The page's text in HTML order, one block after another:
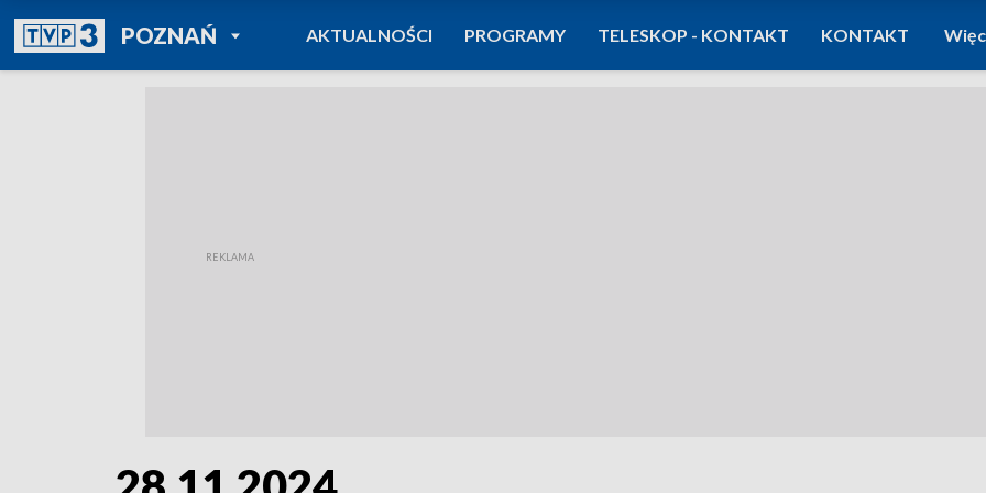
POZNAŃPOWRÓT DO
TVP REGIONY
AKTUALNOŚCI PROGRAMY TELESKOP - KONTAKT KONTAKT